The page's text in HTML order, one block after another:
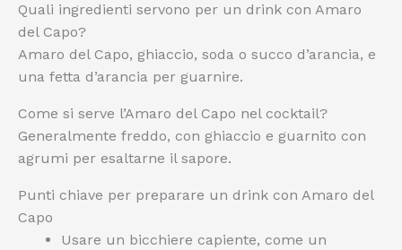
Quali ingredienti servono per un drink con Amaro
del Capo?
Amaro del Capo, ghiaccio, soda o succo d’arancia, e
una fetta d’arancia per guarnire.
Come si serve l’Amaro del Capo nel cocktail?
Generalmente freddo, con ghiaccio e guarnito con
agrumi per esaltarne il sapore.
Punti chiave per preparare un drink con Amaro del
Capo
Usare un bicchiere capiente, come un